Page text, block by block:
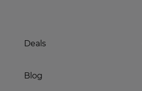
Deals
Blog